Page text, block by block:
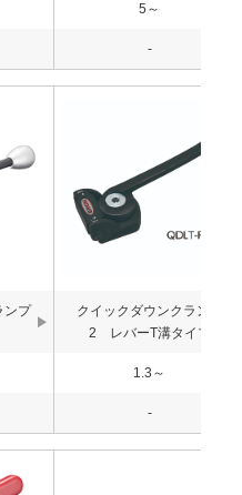
5～
-
ンプ
クイックダウンクランプ
2 レバーT溝タイプ
1.3～
-